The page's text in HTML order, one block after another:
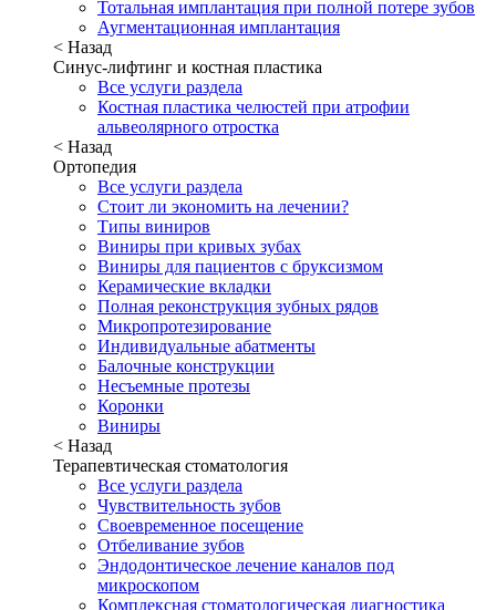
Тотальная имплантация при полной потере зубов
Аугментационная имплантация
< Назад
Синус-лифтинг и костная пластика
Все услуги раздела
Костная пластика челюстей при атрофии
альвеолярного отростка
< Назад
Ортопедия
Все услуги раздела
Стоит ли экономить на лечении?
Типы виниров
Виниры при кривых зубах
Виниры для пациентов с бруксизмом
Керамические вкладки
Полная реконструкция зубных рядов
Микропротезирование
Индивидуальные абатменты
Балочные конструкции
Несъемные протезы
Коронки
Виниры
< Назад
Терапевтическая стоматология
Все услуги раздела
Чувствительность зубов
Своевременное посещение
Отбеливание зубов
Эндодонтическое лечение каналов под
микроскопом
Комплексная стоматологическая диагностика